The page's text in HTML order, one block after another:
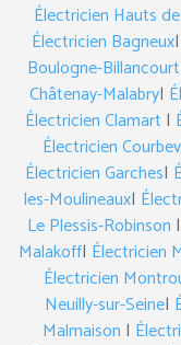
Électricien Hauts
Électricien Bagneux|
Boulogne-Billancourt
Châtenay-Malabry|
Électricien Clamart |
Électricien
Électricien Garches|
les-Moulineaux|
Le Plessis-Robinson |
Malakoff| Électricien
Électricien
Neuilly-sur-Seine|
Malmaison |